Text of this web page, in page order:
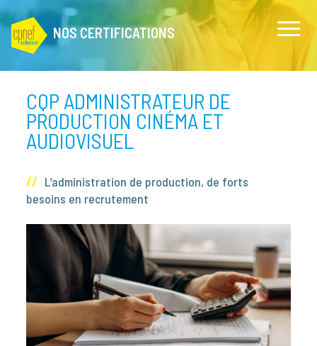
CQP ADMINISTRATEUR DE
PRODUCTION CINÉMA ET
AUDIOVISUEL
L’administration de production, de forts
besoins en recrutement
NOS CERTIFICATIONS